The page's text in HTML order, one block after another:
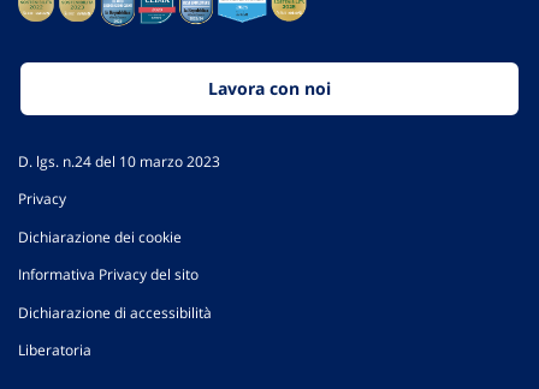
Lavora con noi
D. lgs. n.24 del 10 marzo 2023
Privacy
Dichiarazione dei cookie
Informativa Privacy del sito
Dichiarazione di accessibilità
Liberatoria